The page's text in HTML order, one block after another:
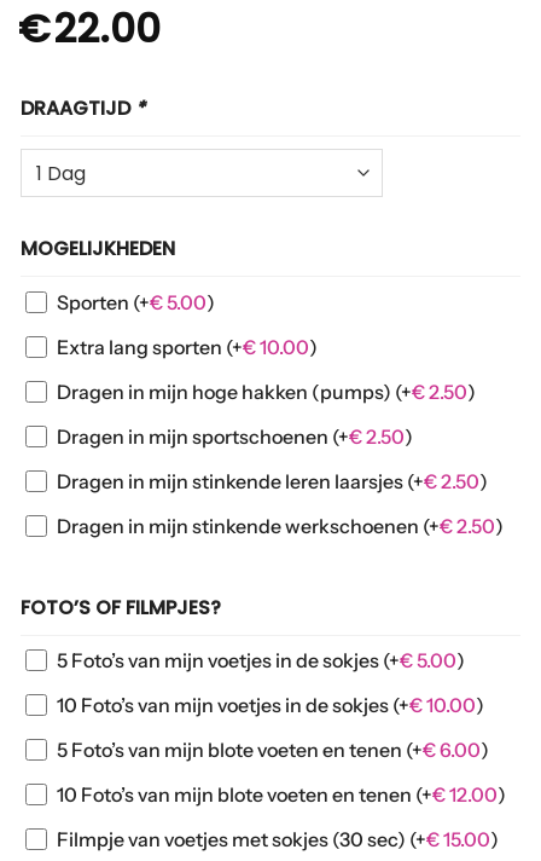
€22.00
DRAAGTIJD *
MOGELIJKHEDEN
Sporten (+€5.00)
Extra lang sporten (+€10.00)
Dragen in mijn hoge hakken (pumps) (+€2.50)
Dragen in mijn sportschoenen (+€2.50)
Dragen in mijn stinkende leren laarsjes (+€2.50)
Dragen in mijn stinkende werkschoenen (+€2.50)
FOTO’S OF FILMPJES?
5 Foto’s van mijn voetjes in de sokjes (+€5.00)
10 Foto’s van mijn voetjes in de sokjes (+€10.00)
5 Foto’s van mijn blote voeten en tenen (+€6.00)
10 Foto’s van mijn blote voeten en tenen (+€12.00)
Filmpje van voetjes met sokjes (30 sec) (+€15.00)